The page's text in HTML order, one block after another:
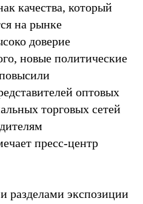
качества, который
на рынке
доверие
новые политические
оптовых
торговых сетей
пресс-центр
разделами экспозиции